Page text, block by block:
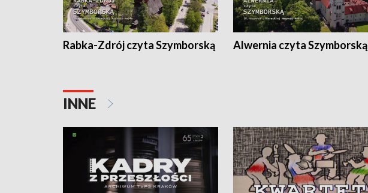
Rabka-Zdrój czyta Szymborską Alwernia czyta Szymborską
INNE